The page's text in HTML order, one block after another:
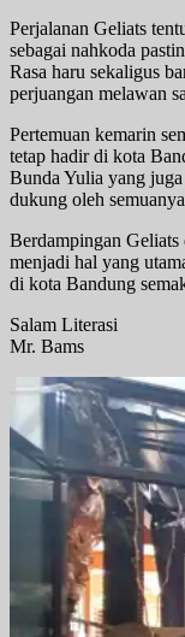
Perjalanan Geliats
sebagai nahkoda
Rasa haru sekaligus
perjuangan melawan
Pertemuan kemarin
tetap hadir di kota
Bunda Yulia yang
dukung oleh
Berdampingan
menjadi hal yang
di kota Bandung
Salam Literasi
Mr. Bams